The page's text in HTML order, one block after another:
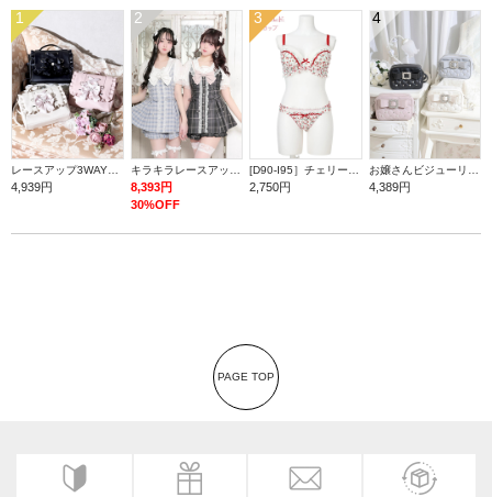
1
4,939円
2
8,393円
30%OFF
3
2,750円
4
4,389円
PAGE TOP